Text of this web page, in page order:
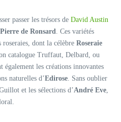
passer les trésors de David Austin
Pierre de Ronsard. Ces variétés
roseraies, dont la célèbre Roseraie
catalogue Truffaut, Delbard, ou
également les créations innovantes
naturelles d’Edirose. Sans oublier
et les sélections d’André Eve,